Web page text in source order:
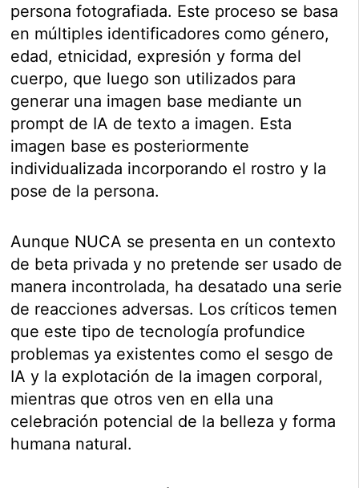
persona fotografiada. Este proceso se basa
en múltiples identificadores como género,
edad, etnicidad, expresión y forma del
cuerpo, que luego son utilizados para
generar una imagen base mediante un
prompt de IA de texto a imagen. Esta
imagen base es posteriormente
individualizada incorporando el rostro y la
pose de la persona.
Aunque NUCA se presenta en un contexto
de beta privada y no pretende ser usado de
manera incontrolada, ha desatado una serie
de reacciones adversas. Los críticos temen
que este tipo de tecnología profundice
problemas ya existentes como el sesgo de
IA y la explotación de la imagen corporal,
mientras que otros ven en ella una
celebración potencial de la belleza y forma
humana natural.